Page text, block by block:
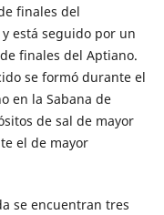
finales del
está seguido por un
finales del Aptiano.
se formó durante el
en la Sabana de
de sal de mayor
el de mayor
se encuentran tres